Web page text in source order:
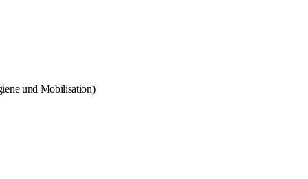
und Mobilisation)